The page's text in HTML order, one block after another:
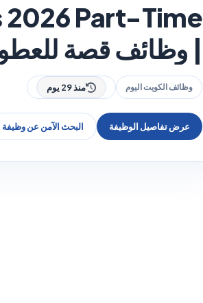
2026 Part-Time
| وظائف قصة للعطور في
وظائف الكويت اليوم منذ 29 يوم
عرض تفاصيل الوظيفة البحث الآمن عن وظيفة